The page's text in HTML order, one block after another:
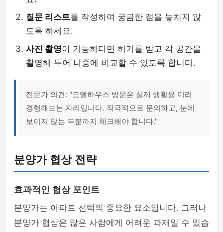
질문 리스트를 작성하여 궁금한 점을 놓치지 않
도록 하세요.
사진 촬영이 가능하다면 허가를 받고 각 공간을
촬영해 두어 나중에 비교할 수 있도록 합니다.
전문가 의견: "모델하우스 방문은 실제 생활을 미리
경험해보는 자리입니다. 적극적으로 문의하고, 눈에
보이지 않는 부분까지 체크해야 합니다."
분양가 협상 전략
효과적인 협상 포인트
분양가는 아파트 선택의 중요한 요소입니다. 그러나
분양가 협상은 많은 사람에게 어려운 과제일 수 있습